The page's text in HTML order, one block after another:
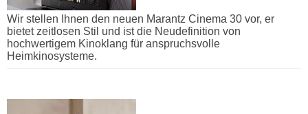
Wir stellen Ihnen den neuen Marantz Cinema 30 vor, er
bietet zeitlosen Stil und ist die Neudefinition von
hochwertigem Kinoklang für anspruchsvolle
Heimkinosysteme.